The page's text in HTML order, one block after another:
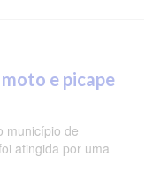
e picape
município de
atingida por uma